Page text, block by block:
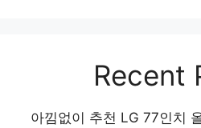
Recent
아낌없이 추천 LG 77인치